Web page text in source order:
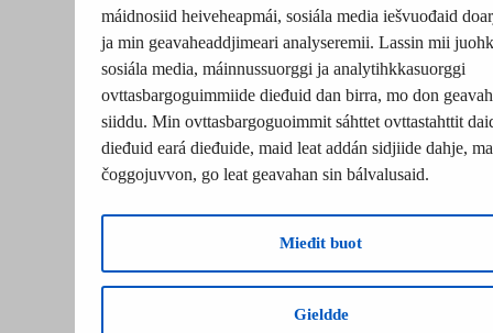
máidnosiid heiveheapmái, sosiála media iešvuođaid
ja min geavaheaddjimeari analyseremii. Lassin mii
sosiála media, máinnussuorggi ja analytihkkasuorggi
ovttasbargoguimmiide dieđuid dan birra, mo don
siiddu. Min ovttasbargoguoimmit sáhttet ovttastahttit
dieđuid eará dieđuide, maid leat addán sidjiide dahje,
čoggojuvvon, go leat geavahan sin bálvalusaid.
Mieđit buot
Gieldde